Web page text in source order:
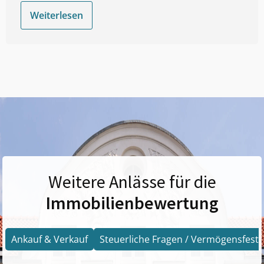
Weiterlesen
Weitere Anlässe für die
Immobilienbewertung
Ankauf & Verkauf Steuerliche Fragen /